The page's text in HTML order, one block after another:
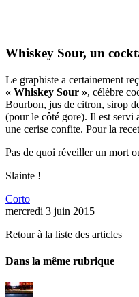
Whiskey Sour, un
Le graphiste a certainement
« Whiskey Sour », célèbre
Bourbon, jus de citron, sirop
(pour le côté gore). Il est servi
une cerise confite. Pour la
Pas de quoi réveiller un mort
Slainte !
Corto
mercredi 3 juin 2015
Retour à la liste des articles
Dans la même rubrique